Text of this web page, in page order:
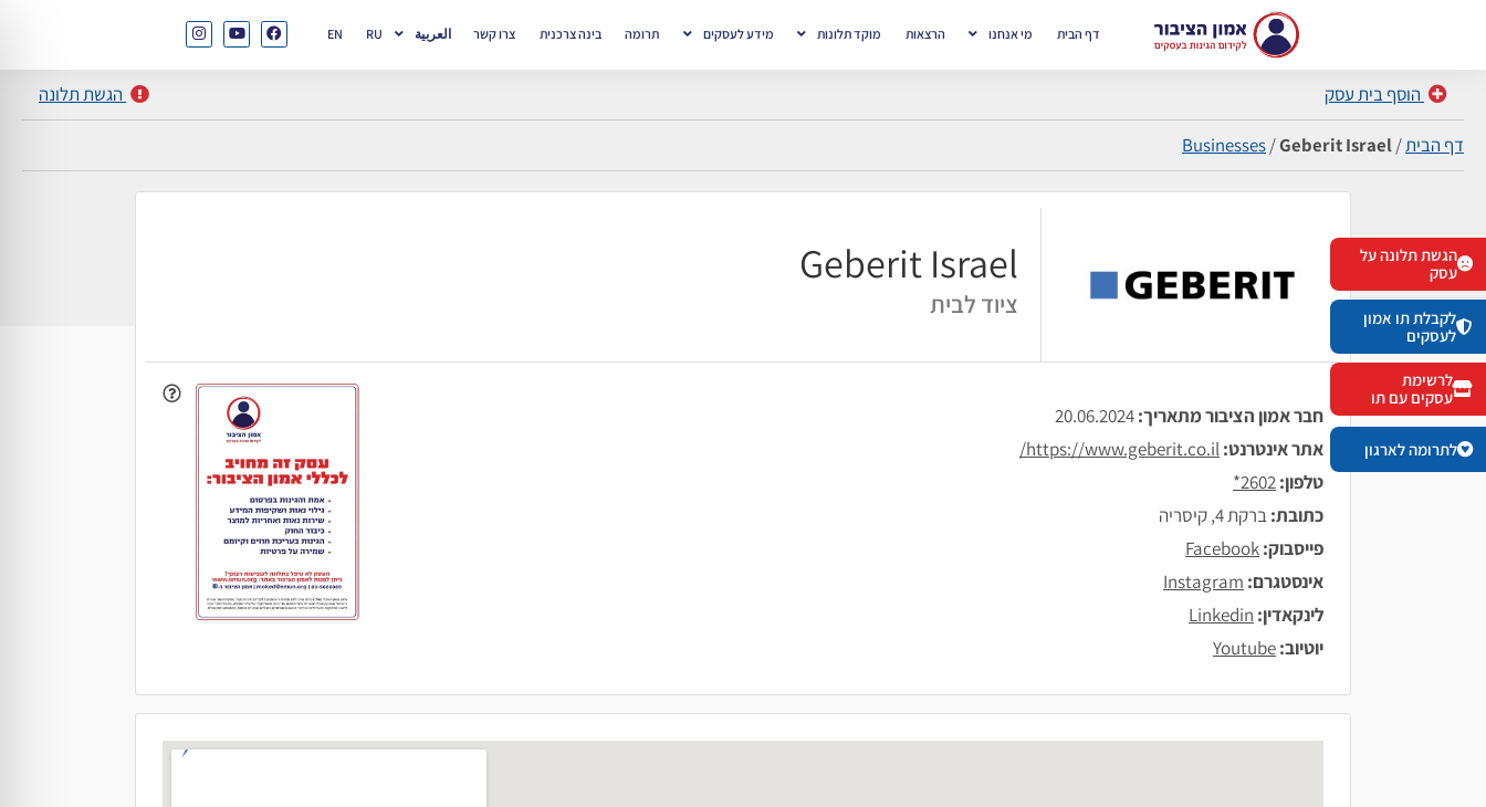
דף הבית מי אנחנו הרצאות מוקד תלונות מידע לעסקים תרומה בינה צרכנית צרו קשר العربية RU
EN
הוסף בית עסק הגשת תלונה
דף הבית/
Businesses/Geberit Israel
Geberit Israel
ציוד לבית
חבר אמון הציבור מתאריך:
אתר אינטרנט:https://www.geberit.co.il/
טלפון:2602*
כתובת:ברקת 4, קיסריה
פייסבוק:Facebook
אינסטגרם: Instagram
לינקאדין: Linkedin
יוטיוב:Youtube
הגשת תלונה על
עסק
לקבלת תו אמון
לעסקים
לתרומה לארגון
לרשימת
עסקים עם תו